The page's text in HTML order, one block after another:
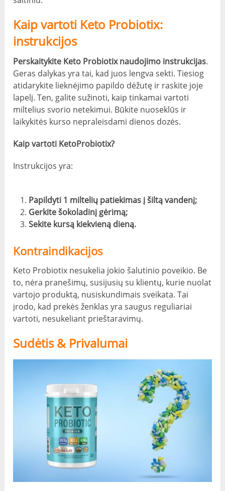
Kaip vartoti Keto Probiotix:
instrukcijos
Perskaitykite Keto Probiotix naudojimo instrukcijas.
Geras dalykas yra tai, kad juos lengva sekti. Tiesiog
atidarykite lieknėjimo papildo dėžutę ir raskite joje
lapelį. Ten, galite sužinoti, kaip tinkamai vartoti
miltelius svorio netekimui. Būkite nuoseklūs ir
laikykitės kurso nepraleisdami dienos dozės.
Kaip vartoti KetoProbiotix?
Instrukcijos yra:
Papildyti 1 miltelių patiekimas į šiltą vandenį;
Gerkite šokoladinį gėrimą;
Sekite kursą kiekvieną dieną.
Kontraindikacijos
Keto Probiotix nesukelia jokio šalutinio poveikio. Be
to, nėra pranešimų, susijusių su klientų, kurie nuolat
vartojo produktą, nusiskundimais sveikata. Tai
įrodo, kad prekės ženklas yra saugus reguliariai
vartoti, nesukeliant prieštaravimų.
Sudėtis & Privalumai